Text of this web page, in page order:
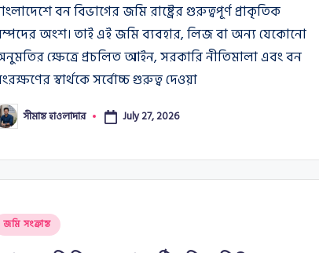
বন বিভাগের জমি রাষ্ট্রের গুরুত্বপূর্ণ প্রাকৃতিক
অংশ। তাই এই জমি ব্যবহার, লিজ বা অন্য যেকোনো
ক্ষেত্রে প্রচলিত আইন, সরকারি নীতিমালা এবং বন
স্বার্থকে সর্বোচ্চ গুরুত্ব দেওয়া
সীমান্ত হাওলাদার July 27, 2026
জমি সংক্রান্ত